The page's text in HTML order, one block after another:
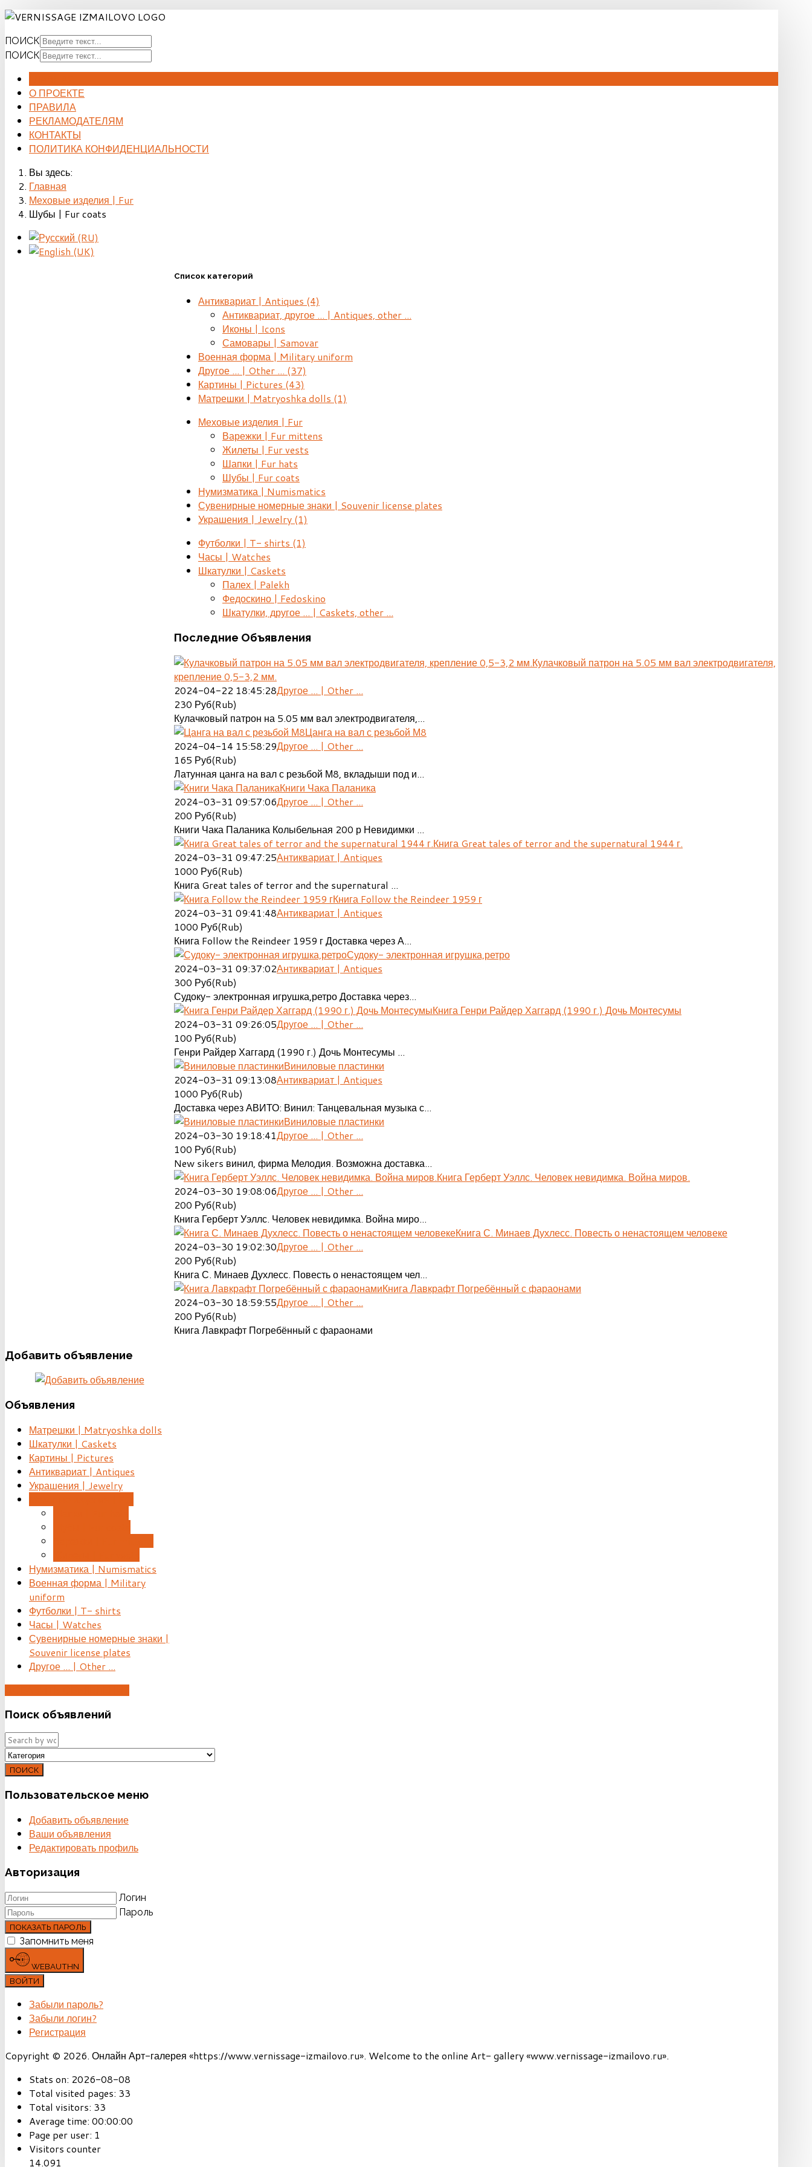
ПОИСК
ПОИСК
О ПРОЕКТЕ
ПРАВИЛА
РЕКЛАМОДАТЕЛЯМ
КОНТАКТЫ
ПОЛИТИКА КОНФИДЕНЦИАЛЬНОСТИ
Вы здесь:
Главная
Меховые изделия | Fur
Шубы | Fur coats
Список категорий
Антиквариат | Antiques (4)
Антиквариат, другое ... | Antiques, other ...
Иконы | Icons
Самовары | Samovar
Военная форма | Military uniform
Другое ... | Other ... (37)
Картины | Pictures (43)
Матрешки | Matryoshka dolls (1)
Меховые изделия | Fur
Варежки | Fur mittens
Жилеты | Fur vests
Шапки | Fur hats
Шубы | Fur coats
Нумизматика | Numismatics
Сувенирные номерные знаки | Souvenir license plates
Украшения | Jewelry (1)
Футболки | T- shirts (1)
Часы | Watches
Шкатулки | Caskets
Палех | Palekh
Федоскино | Fedoskino
Шкатулки, другое ... | Caskets, other ...
Последние Объявления
Кулачковый патрон на 5.05 мм вал электродвигателя,
крепление 0,5-3,2 мм.
2024-04-22 18:45:28Другое ... | Other ...
230 Руб(Rub)
Кулачковый патрон на 5.05 мм вал электродвигателя,...
Цанга на вал с резьбой М8
2024-04-14 15:58:29Другое ... | Other ...
165 Руб(Rub)
Латунная цанга на вал с резьбой М8, вкладыши под и...
Книги Чака Паланика
2024-03-31 09:57:06Другое ... | Other ...
200 Руб(Rub)
Книги Чака Паланика Колыбельная 200 р Невидимки ...
Книга Great tales of terror and the supernatural 1944 г.
2024-03-31 09:47:25Антиквариат | Antiques
1000 Руб(Rub)
Книга Great tales of terror and the supernatural ...
Книга Follow the Reindeer 1959 г
2024-03-31 09:41:48Антиквариат | Antiques
1000 Руб(Rub)
Книга Follow the Reindeer 1959 г Доставка через А...
Судоку- электронная игрушка,ретро
2024-03-31 09:37:02Антиквариат | Antiques
300 Руб(Rub)
Судоку- электронная игрушка,ретро Доставка через...
Книга Генри Райдер Хаггард (1990 г.) Дочь Монтесумы
2024-03-31 09:26:05Другое ... | Other ...
100 Руб(Rub)
Генри Райдер Хаггард (1990 г.) Дочь Монтесумы ...
Виниловые пластинки
2024-03-31 09:13:08Антиквариат | Antiques
1000 Руб(Rub)
Доставка через АВИТО: Винил: Танцевальная музыка с...
Виниловые пластинки
2024-03-30 19:18:41Другое ... | Other ...
100 Руб(Rub)
New sikers винил, фирма Мелодия. Возможна доставка...
Книга Герберт Уэллс. Человек невидимка. Война миров.
2024-03-30 19:08:06Другое ... | Other ...
200 Руб(Rub)
Книга Герберт Уэллс. Человек невидимка. Война миро...
Книга С. Минаев Духлесс. Повесть о ненастоящем человеке
2024-03-30 19:02:30Другое ... | Other ...
200 Руб(Rub)
Книга С. Минаев Духлесс. Повесть о ненастоящем чел...
Книга Лавкрафт Погребённый с фараонами
2024-03-30 18:59:55Другое ... | Other ...
200 Руб(Rub)
Книга Лавкрафт Погребённый с фараонами
Добавить объявление
Объявления
Матрешки | Matryoshka dolls
Шкатулки | Caskets
Картины | Pictures
Антиквариат | Antiques
Украшения | Jewelry
Нумизматика | Numismatics
Военная форма | Military
uniform
Футболки | T- shirts
Часы | Watches
Сувенирные номерные знаки |
Souvenir license plates
Другое ... | Other ...
Поиск объявлений
ПОИСК
Пользовательское меню
Добавить объявление
Ваши объявления
Редактировать профиль
Авторизация
Логин
Пароль
ПОКАЗАТЬ ПАРОЛЬ
Запомнить меня
WEBAUTHN
ВОЙТИ
Забыли пароль?
Забыли логин?
Регистрация
Copyright © 2026. Онлайн Арт-галерея «https://www.vernissage-izmailovo.ru». Welcome to the online Art- gallery «www.vernissage-izmailovo.ru».
Stats on: 2026-08-08
Total visited pages: 33
Total visitors: 33
Average time: 00:00:00
Page per user: 1
Visitors counter
14.091